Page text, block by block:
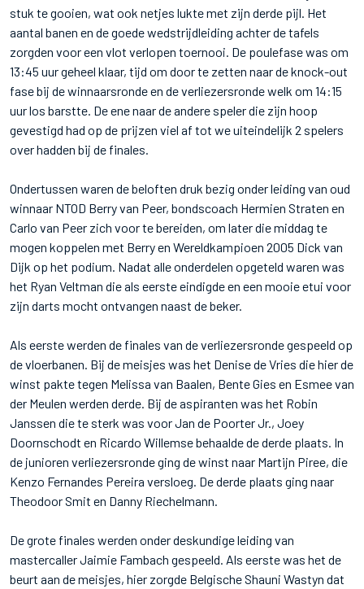
stuk te gooien, wat ook netjes lukte met zijn derde pijl. Het
aantal banen en de goede wedstrijdleiding achter de tafels
zorgden voor een vlot verlopen toernooi. De poulefase was om
13:45 uur geheel klaar, tijd om door te zetten naar de knock-out
fase bij de winnaarsronde en de verliezersronde welk om 14:15
uur los barstte. De ene naar de andere speler die zijn hoop
gevestigd had op de prijzen viel af tot we uiteindelijk 2 spelers
over hadden bij de finales.
Ondertussen waren de beloften druk bezig onder leiding van oud
winnaar NTOD Berry van Peer, bondscoach Hermien Straten en
Carlo van Peer zich voor te bereiden, om later die middag te
mogen koppelen met Berry en Wereldkampioen 2005 Dick van
Dijk op het podium. Nadat alle onderdelen opgeteld waren was
het Ryan Veltman die als eerste eindigde en een mooie etui voor
zijn darts mocht ontvangen naast de beker.
Als eerste werden de finales van de verliezersronde gespeeld op
de vloerbanen. Bij de meisjes was het Denise de Vries die hier de
winst pakte tegen Melissa van Baalen, Bente Gies en Esmee van
der Meulen werden derde. Bij de aspiranten was het Robin
Janssen die te sterk was voor Jan de Poorter Jr., Joey
Doornschodt en Ricardo Willemse behaalde de derde plaats. In
de junioren verliezersronde ging de winst naar Martijn Piree, die
Kenzo Fernandes Pereira versloeg. De derde plaats ging naar
Theodoor Smit en Danny Riechelmann.
De grote finales werden onder deskundige leiding van
mastercaller Jaimie Fambach gespeeld. Als eerste was het de
beurt aan de meisjes, hier zorgde Belgische Shauni Wastyn dat